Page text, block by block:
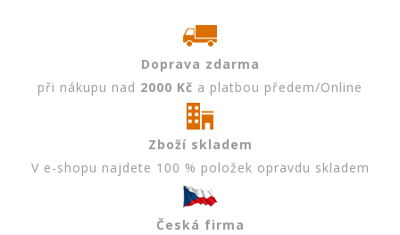
Doprava zdarma
při nákupu nad 2000 Kč a platbou předem/Online
Zboží skladem
V e-shopu najdete 100 % položek opravdu skladem
Česká firma